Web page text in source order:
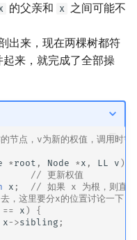
的父亲和 x 之间可能不
出来，现在两棵树都符
来，就完成了全部操
节点，v为新的权值，调用时
* root , Node * x , LL v )
// 更新权值
x ;
// 如果 x 为根，则直接
这里要分x的位置讨论一下．
== x )
{
x->sibling ;